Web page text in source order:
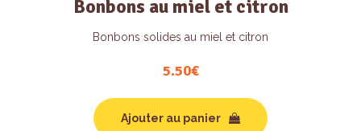
Bonbons au miel et citron
Bonbons solides au miel et citron
5.50€
Ajouter au panier